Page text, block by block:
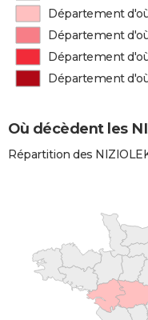
Département
Département
Département
Département
Où décèdent les
Répartition des